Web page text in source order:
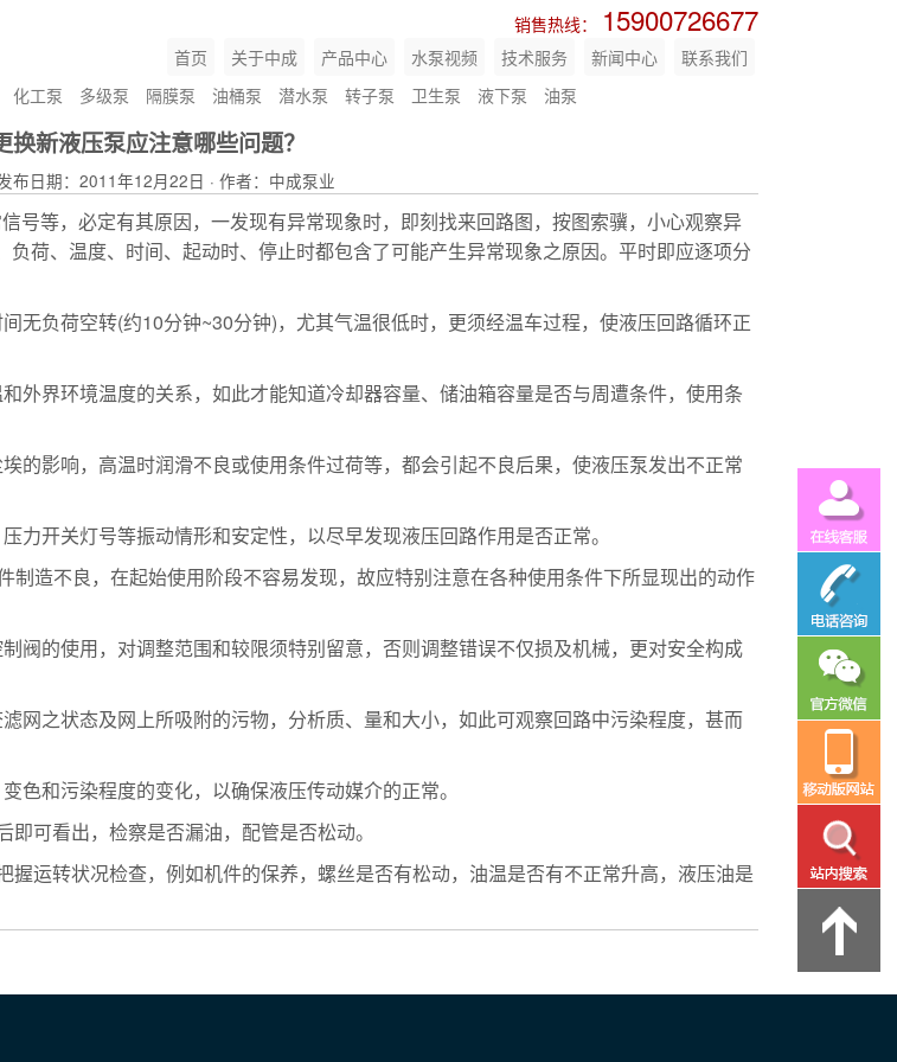
销售热线： 15900726677
首页 关于中成 产品中心 水泵视频 技术服务 新闻中心
联系我们
化工泵 多级泵 隔膜泵 油桶泵 潜水泵 转子泵 卫生泵 液下泵 油泵
换新液压泵应注意哪些问题？
布日期：2011年12月22日 · 作者：中成泵业
号等，必定有其原因，一发现有异常现象时，即刻找来回路图，按图索骥，小心观察异
荷、温度、时间、起动时、停止时都包含了可能产生异常现象之原因。平时即应逐项分
无负荷空转(约10分钟~30分钟)，尤其气温很低时，更须经温车过程，使液压回路循环正
外界环境温度的关系，如此才能知道冷却器容量、储油箱容量是否与周遭条件，使用条
的影响，高温时润滑不良或使用条件过荷等，都会引起不良后果，使液压泵发出不正常
开关灯号等振动情形和安定性，以尽早发现液压回路作用是否正常。
造不良，在起始使用阶段不容易发现，故应特别注意在各种使用条件下所显现出的动作
阀的使用，对调整范围和较限须特别留意，否则调整错误不仅损及机械，更对安全构成
网之状态及网上所吸附的污物，分析质、量和大小，如此可观察回路中污染程度，甚而
色和污染程度的变化，以确保液压传动媒介的正常。
可看出，检察是否漏油，配管是否松动。
运转状况检查，例如机件的保养，螺丝是否有松动，油温是否有不正常升高，液压油是